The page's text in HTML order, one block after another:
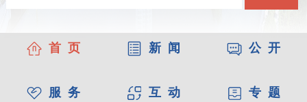
首 页 新 闻 公 开
服 务 互 动 专 题